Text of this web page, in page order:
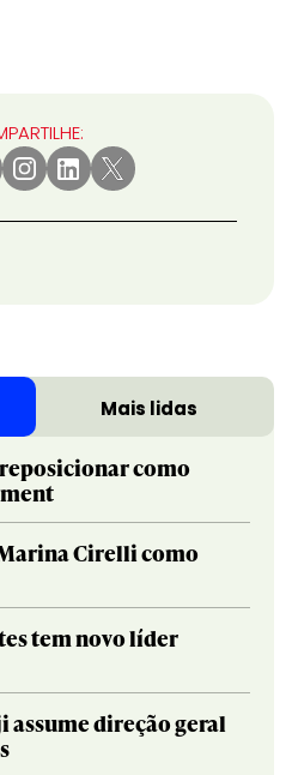
Mais lidas
como
Cirelli como
tem novo líder
direção geral